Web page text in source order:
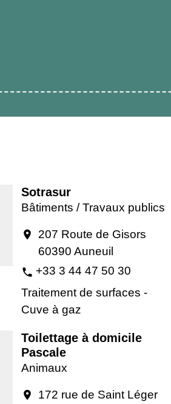
Sotrasur
Bâtiments / Travaux publics
location_on
207 Route de Gisors
60390 Auneuil
phone +33 3 44 47 50 30
Traitement de surfaces -
Cuve à gaz
Toilettage à domicile
Pascale
Animaux
location_on
172 rue de Saint Léger